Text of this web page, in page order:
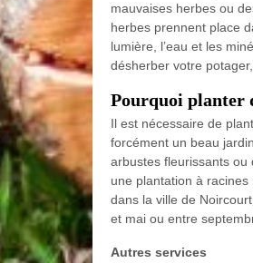
mauvaises herbes ou
herbes prennent place
lumière, l’eau et les
désherber votre
Pourquoi planter
Il est nécessaire de
forcément un beau
arbustes fleurissants ou
une plantation à
dans la ville de
et mai ou entre
Autres services